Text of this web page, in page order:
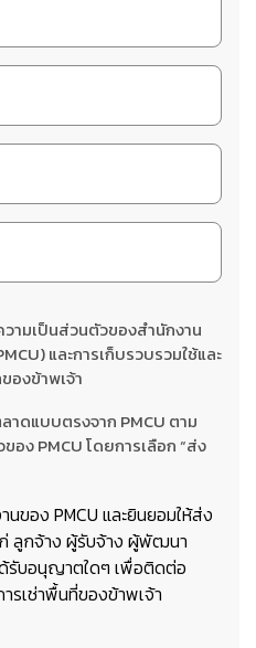
ามเป็นส่วนตัวของสำนักงาน
และการเก็บรวบรวมใช้และ
องข้าพเจ้า
ดแบบตรงจาก PMCU ตาม
ง PMCU โดยการเลือก “ส่ง
นของ PMCU และยินยอมให้ส่ง
ลูกจ้าง ผู้รับจ้าง ผู้พัฒนา
รับอนุญาตใดๆ เพื่อติดต่อ
รเช่าพื้นที่ของข้าพเจ้า